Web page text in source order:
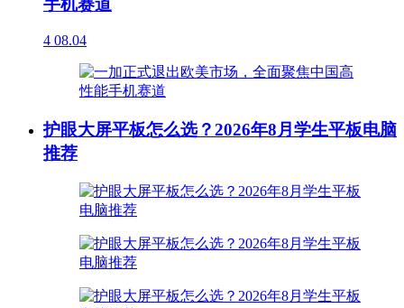
4 08.04
护眼大屏平板怎么选？2026年8月学生平板电脑
推荐